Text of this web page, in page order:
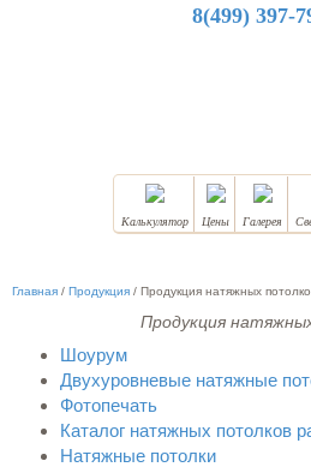
8(499) 397-
Калькулятор Цены Галерея
Главная / Продукция / Продукция натяжных
Продукция
Шоурум
Двухуровневые натяжные
Фотопечать
Каталог натяжных потолков
Натяжные потолки